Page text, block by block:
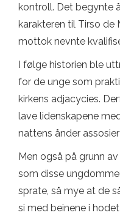
kontroll. Det begynte
karakteren til Tirso de
mottok nevnte
I følge historien ble
for de unge som
kirkens adjacycies.
lave lidenskapene
nattens ånder
Men også på grunn
som disse
sprate, så mye at de
si med beinene i